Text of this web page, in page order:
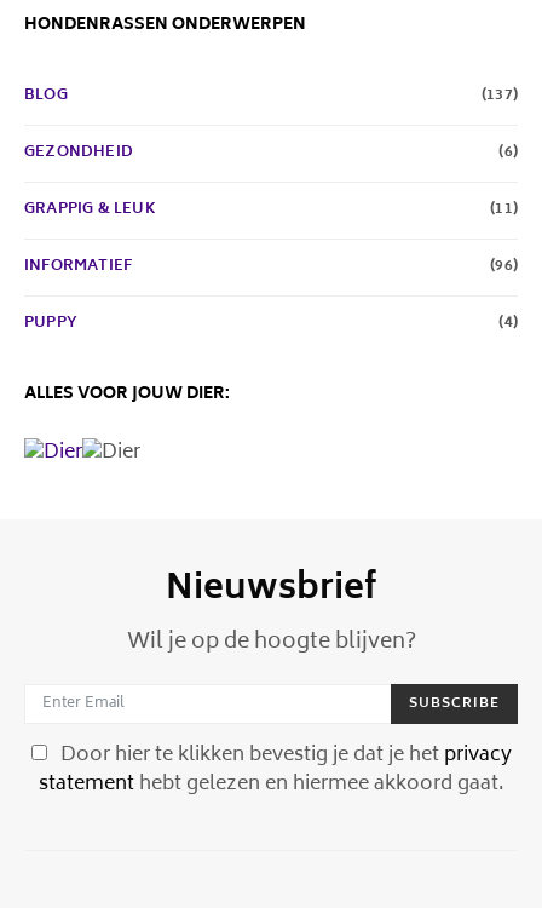
HONDENRASSEN ONDERWERPEN
BLOG (137)
GEZONDHEID (6)
GRAPPIG & LEUK (11)
INFORMATIEF (96)
PUPPY (4)
ALLES VOOR JOUW DIER:
Nieuwsbrief
Wil je op de hoogte blijven?
SUBSCRIBE
Door hier te klikken bevestig je dat je hetprivacy
statementhebt gelezen en hiermee akkoord gaat.